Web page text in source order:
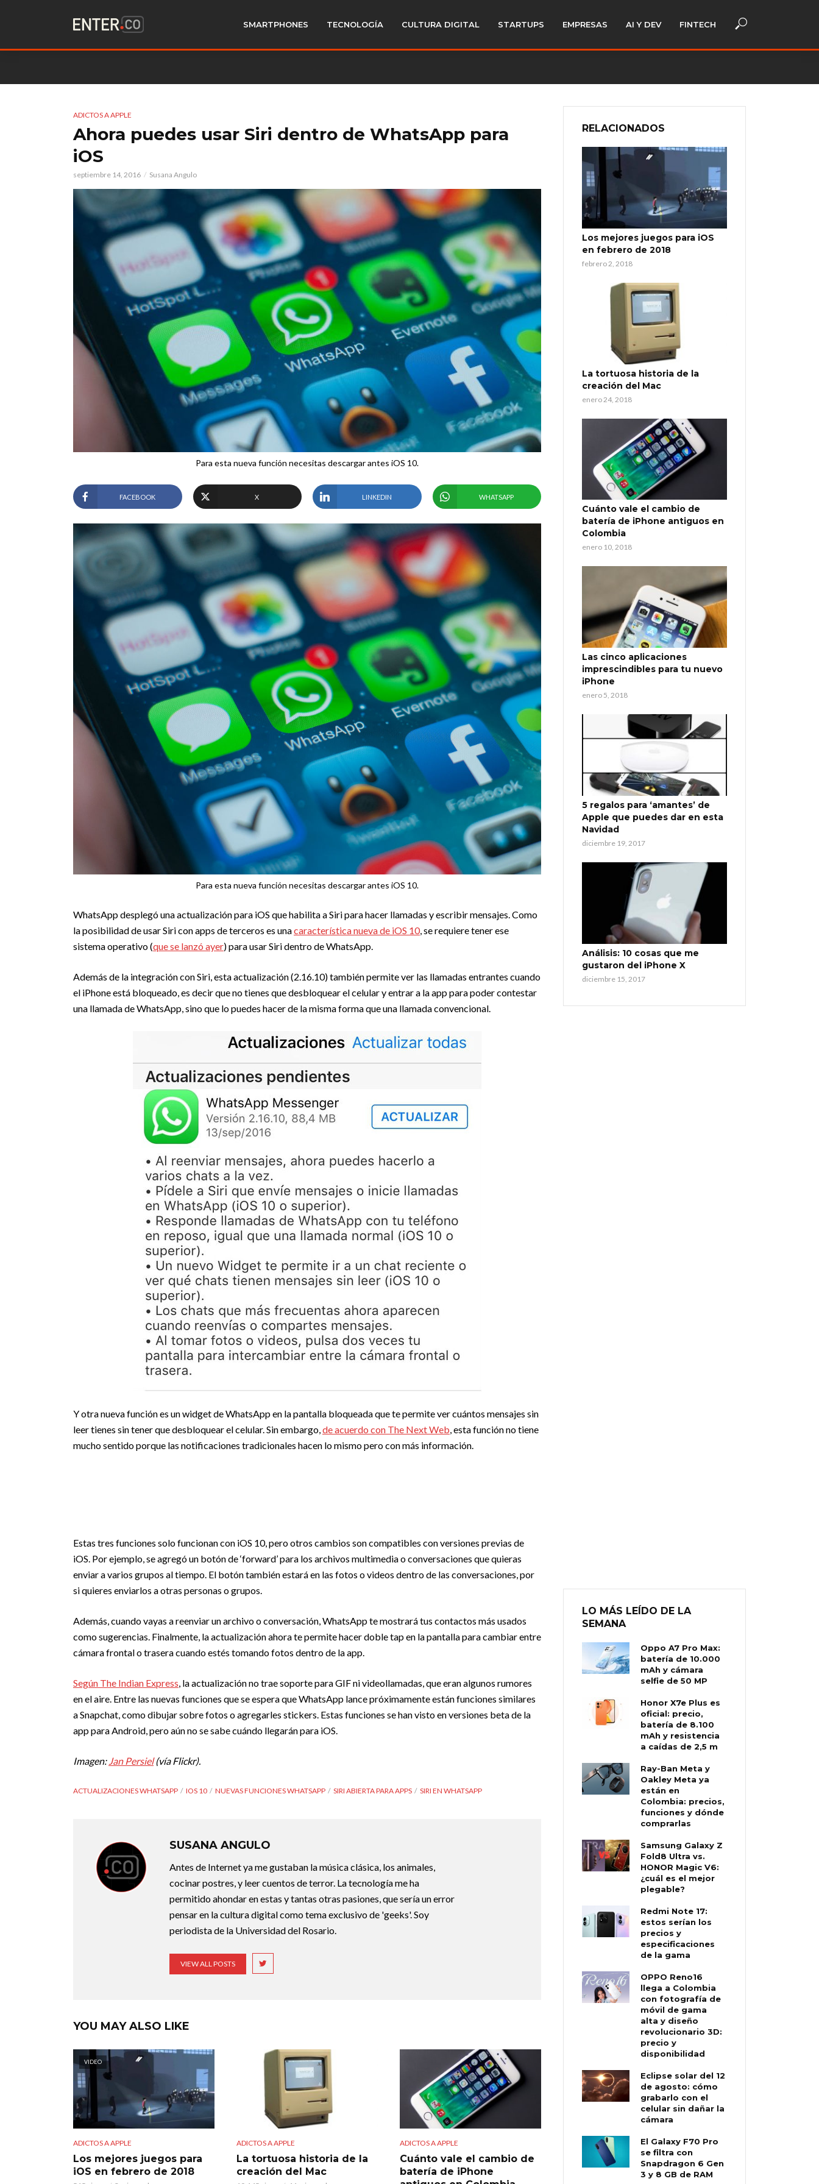
SMARTPHONES TECNOLOGÍA CULTURA DIGITAL STARTUPS EMPRESAS AI Y DEV FINTECH
ADICTOS A APPLE
Ahora puedes usar Siri dentro de WhatsApp para
iOS
septiembre 14, 2016 Susana Angulo
Para esta nueva función necesitas descargar antes iOS 10.
FACEBOOK X LINKEDIN WHATSAPP
Para esta nueva función necesitas descargar antes iOS 10.
WhatsApp desplegó una actualización para iOS que habilita a Siri para hacer llamadas y escribir mensajes. Como
la posibilidad de usar Siri con apps de terceros es unacaracterística nueva de iOS 10, se requiere tener ese
sistema operativo (que se lanzó ayer) para usar Siri dentro de WhatsApp.
Además de la integración con Siri, esta actualización (2.16.10) también permite ver las llamadas entrantes cuando
el iPhone está bloqueado, es decir que no tienes que desbloquear el celular y entrar a la app para poder contestar
una llamada de WhatsApp, sino que lo puedes hacer de la misma forma que una llamada convencional.
Y otra nueva función es un widget de WhatsApp en la pantalla bloqueada que te permite ver cuántos mensajes sin
leer tienes sin tener que desbloquear el celular. Sin embargo,de acuerdo con The Next Web, esta función no tiene
mucho sentido porque las notificaciones tradicionales hacen lo mismo pero con más información.
Estas tres funciones solo funcionan con iOS 10, pero otros cambios son compatibles con versiones previas de
iOS. Por ejemplo, se agregó un botón de ‘forward’ para los archivos multimedia o conversaciones que quieras
enviar a varios grupos al tiempo. El botón también estará en las fotos o videos dentro de las conversaciones, por
si quieres enviarlos a otras personas o grupos.
Además, cuando vayas a reenviar un archivo o conversación, WhatsApp te mostrará tus contactos más usados
como sugerencias. Finalmente, la actualización ahora te permite hacer doble tap en la pantalla para cambiar entre
cámara frontal o trasera cuando estés tomando fotos dentro de la app.
Según The Indian Express, la actualización no trae soporte para GIF ni videollamadas, que eran algunos rumores
en el aire. Entre las nuevas funciones que se espera que WhatsApp lance próximamente están funciones similares
a Snapchat, como dibujar sobre fotos o agregarles stickers. Estas funciones se han visto en versiones beta de la
app para Android, pero aún no se sabe cuándo llegarán para iOS.
Imagen:Jan Persiel(vía Flickr).
ACTUALIZACIONES WHATSAPP IOS 10 NUEVAS FUNCIONES WHATSAPP SIRI ABIERTA PARA APPS SIRI EN WHATSAPP
SUSANA ANGULO
Antes de Internet ya me gustaban la música clásica, los animales,
cocinar postres, y leer cuentos de terror. La tecnología me ha
permitido ahondar en estas y tantas otras pasiones, que sería un error
pensar en la cultura digital como tema exclusivo de 'geeks'. Soy
periodista de la Universidad del Rosario.
VIEW ALL POSTS
YOU MAY ALSO LIKE
VIDEO
ADICTOS A APPLE
Los mejores juegos para
iOS en febrero de 2018
ADICTOS A APPLE
La tortuosa historia de la
creación del Mac
ADICTOS A APPLE
Cuánto vale el cambio de
batería de iPhone
RELACIONADOS
Los mejores juegos para iOS
en febrero de 2018
febrero 2, 2018
La tortuosa historia de la
creación del Mac
enero 24, 2018
Cuánto vale el cambio de
batería de iPhone antiguos en
Colombia
enero 10, 2018
Las cinco aplicaciones
imprescindibles para tu nuevo
iPhone
enero 5, 2018
5 regalos para ‘amantes’ de
Apple que puedes dar en esta
Navidad
diciembre 19, 2017
Análisis: 10 cosas que me
gustaron del iPhone X
diciembre 15, 2017
LO MÁS LEÍDO DE LA
SEMANA
Oppo A7 Pro Max:
batería de 10.000
mAh y cámara
selfie de 50 MP
Honor X7e Plus es
oficial: precio,
batería de 8.100
mAh y resistencia
a caídas de 2,5 m
Ray-Ban Meta y
Oakley Meta ya
están en
Colombia: precios,
funciones y dónde
comprarlas
Samsung Galaxy Z
Fold8 Ultra vs.
HONOR Magic V6:
¿cuál es el mejor
plegable?
Redmi Note 17:
estos serían los
precios y
especificaciones
de la gama
OPPO Reno16
llega a Colombia
con fotografía de
móvil de gama
alta y diseño
revolucionario 3D:
precio y
disponibilidad
Eclipse solar del 12
de agosto: cómo
grabarlo con el
celular sin dañar la
cámara
El Galaxy F70 Pro
se filtra con
Snapdragon 6 Gen
3 y 8 GB de RAM